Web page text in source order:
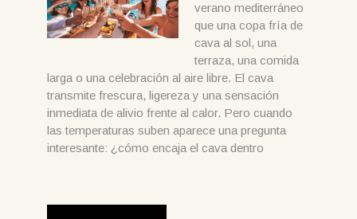
verano mediterráneo
que una copa fría de
cava al sol, una
terraza, una comida
larga o una celebración al aire libre. El cava
transmite frescura, ligereza y una sensación
inmediata de alivio frente al calor. Pero cuando
las temperaturas suben aparece una pregunta
interesante: ¿cómo encaja el cava dentro